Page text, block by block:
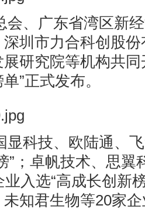
会、广东省湾区新
圳市力合科创股
研究院等机构共同
”正式发布。
显科技、欧陆通、
”；卓帆技术、思
入选“高成长创新
知君生物等20家